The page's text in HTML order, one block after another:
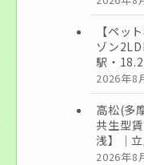
【ペッ
ゾン
駅・
2026年8
高松(多
共生型
浅】｜
2026年8